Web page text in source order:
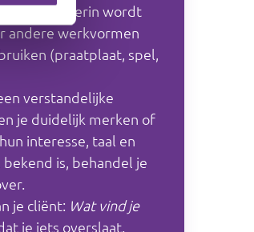
Hierin wordt
andere werkvormen
(praatplaat, spel,
verstandelijke
je duidelijk merken of
interesse, taal en
bekend is, behandel je
je cliënt: Wat vind je
je iets overslaat.